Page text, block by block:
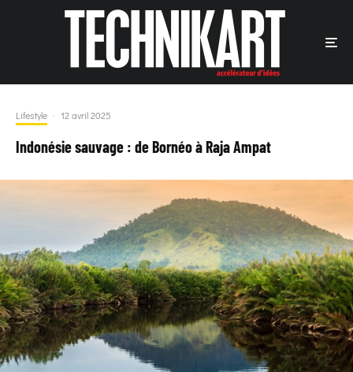
Lifestyle · 12 avril 2025
Indonésie sauvage : de Bornéo à Raja Ampat